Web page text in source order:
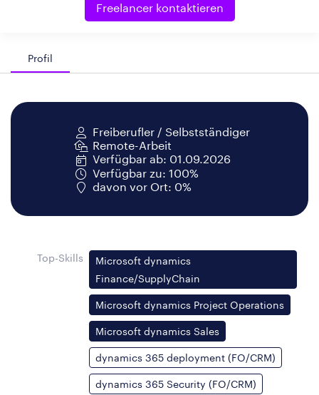
Freelancer kontaktieren
Profil
Freiberufler / Selbstständiger
Remote-Arbeit
Verfügbar ab: 01.09.2026
Verfügbar zu: 100%
davon vor Ort: 0%
Top-Skills
Microsoft dynamics
Finance/SupplyChain
Microsoft dynamics Project Operations
Microsoft dynamics Sales
dynamics 365 deployment (FO/CRM)
dynamics 365 Security (FO/CRM)